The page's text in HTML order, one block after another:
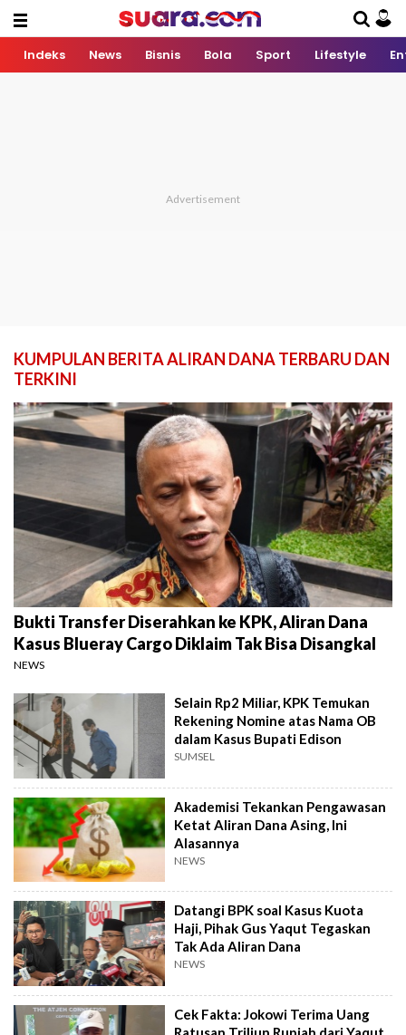
Indeks News Bisnis Bola Sport Lifestyle
KUMPULAN BERITA ALIRAN DANA TERBARU DAN
TERKINI
Bukti Transfer Diserahkan ke KPK, Aliran Dana
Kasus Blueray Cargo Diklaim Tak Bisa Disangkal
NEWS
Selain Rp2 Miliar, KPK Temukan
Rekening Nomine atas Nama OB
dalam Kasus Bupati Edison
SUMSEL
Akademisi Tekankan Pengawasan
Ketat Aliran Dana Asing, Ini
Alasannya
NEWS
Datangi BPK soal Kasus Kuota
Haji, Pihak Gus Yaqut Tegaskan
Tak Ada Aliran Dana
NEWS
Cek Fakta: Jokowi Terima Uang